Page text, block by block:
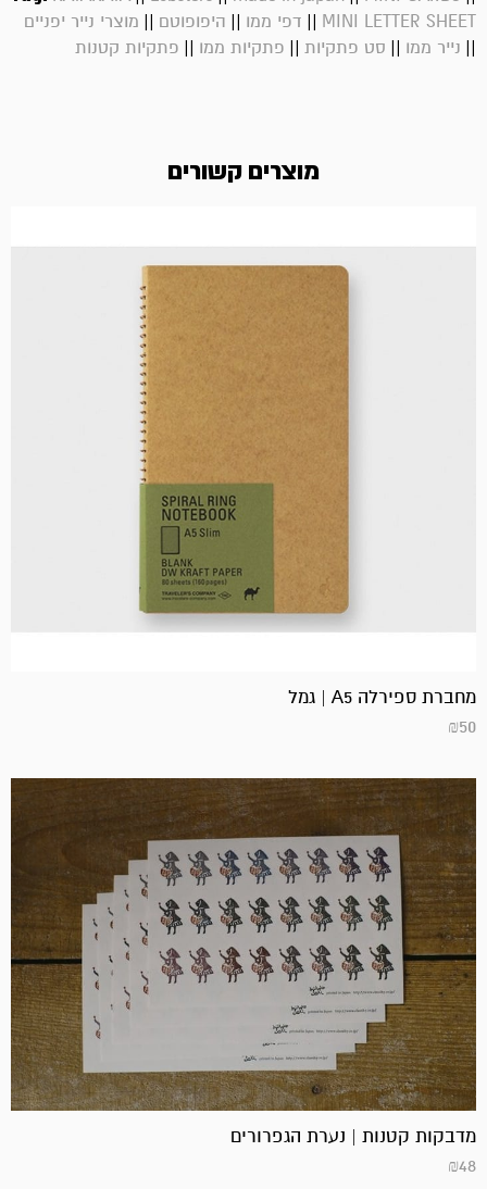
MINI LETTER SHEET
|| דפי ממו || היפופוטם || מוצרי נייר יפניים
|| נייר ממו || סט פתקיות || פתקיות ממו || פתקיות קטנות
מוצרים קשורים
מחברת ספירלה A5 | גמל
₪50
מדבקות קטנות | נערת הגפרורים
₪48